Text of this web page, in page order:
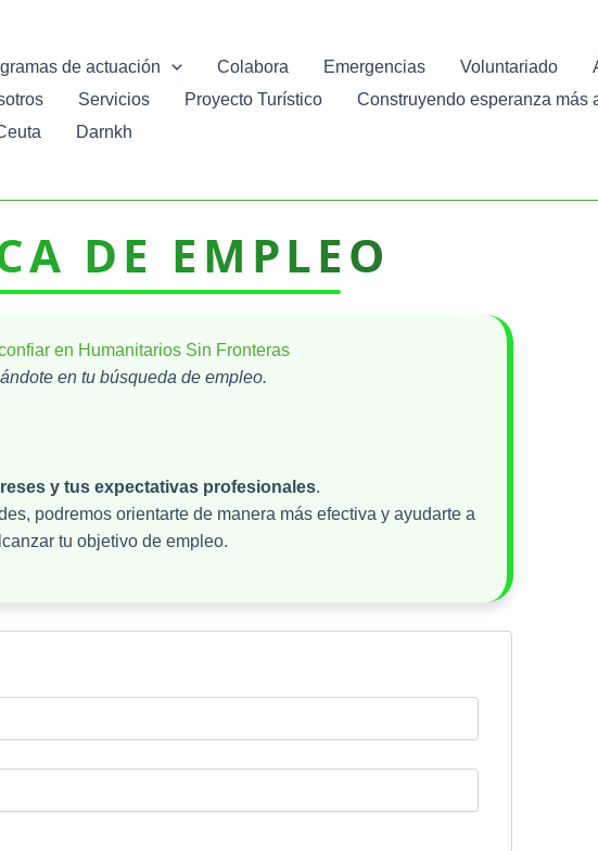
de actuación Colabora Emergencias Voluntariado
Servicios Proyecto Turístico
Construyendo esperanza más
Darnkh
DE EMPLEO
en Humanitarios Sin Fronteras
en tu búsqueda de empleo.
y tus expectativas profesionales.
podremos orientarte de manera más efectiva y ayudarte a
tu objetivo de empleo.